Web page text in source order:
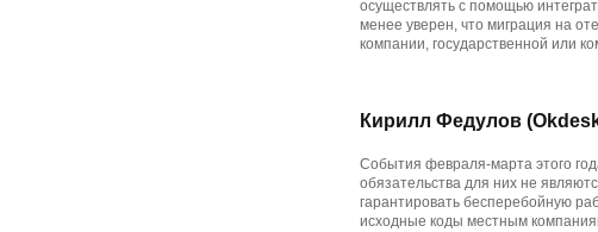
осуществлять с помощью
менее уверен, что миграция на
компании, государственной или
Кирилл Федулов
События февраля-марта этого
обязательства для них не
гарантировать бесперебойную
исходные коды местным